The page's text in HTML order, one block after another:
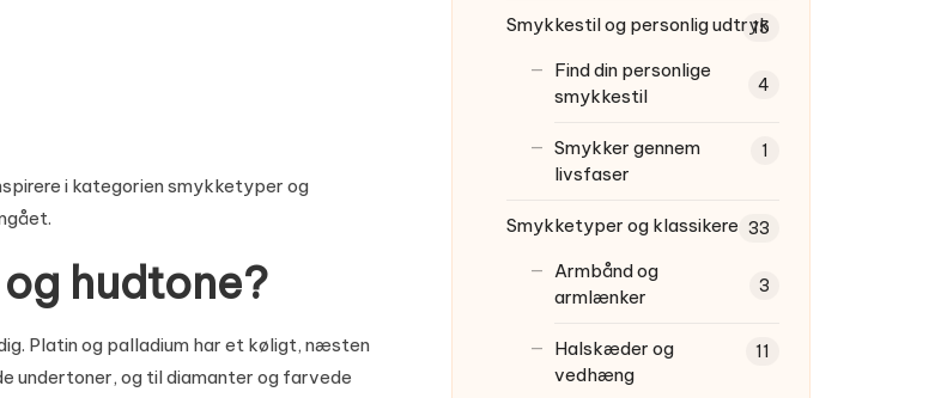
i kategoriensmykketyper og
hudtone?
Platin og palladium har et køligt, næsten
undertoner, og til diamanter og farvede
Smykkestil og personlig udtryk
15
Find din personlige
smykkestil
4
Smykker gennem
livsfaser
1
Smykketyper og klassikere 33
Armbånd og
armlænker
3
Halskæder og
vedhæng
11